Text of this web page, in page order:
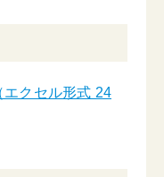
エクセル形式 24